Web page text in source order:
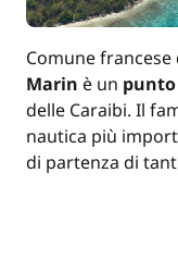
Comune
Marin è un
delle Caraibi. Il
nautica più
di partenza di